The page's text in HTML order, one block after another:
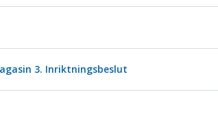
3. Inriktningsbeslut